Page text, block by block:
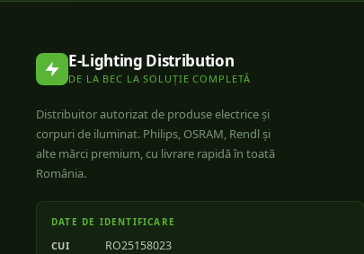
E-Lighting Distribution
DE LA BEC LA SOLUȚIE COMPLETĂ
Distribuitor autorizat de produse electrice și
corpuri de iluminat. Philips, OSRAM, Rendl și
alte mărci premium, cu livrare rapidă în toată
România.
DATE DE IDENTIFICARE
CUI RO25158023